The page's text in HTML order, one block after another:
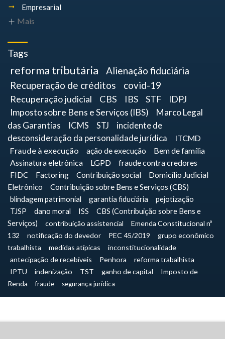
Empresarial
Mais
Tags
reforma tributária
Alienação fiduciária
Recuperação de créditos
covid-19
Recuperação judicial CBS IBS STF
IDPJ
Imposto sobre Bens e Serviços (IBS)
Marco Legal
das Garantias
ICMS STJ
incidente de
desconsideração da personalidade jurídica
ITCMD
Fraude à execução
ação de execução
Bem de família
Assinatura eletrônica
LGPD fraude contra credores
FIDC Factoring Contribuição social
Domicílio Judicial
Eletrônico
Contribuição sobre Bens e Serviços (CBS)
blindagem patrimonial
garantia fiduciária
pejotização
TJSP
dano moral ISS
CBS (Contribuição sobre Bens e
Serviços)
contribuição assistencial
Emenda Constitucional nº
132
notificação do devedor PEC 45/2019
grupo econômico
trabalhista
medidas atípicas
inconstitucionalidade
antecipação de recebíveis
Penhora
reforma trabalhista
IPTU
indenização TST ganho de capital
Imposto de
Renda
fraude segurança jurídica